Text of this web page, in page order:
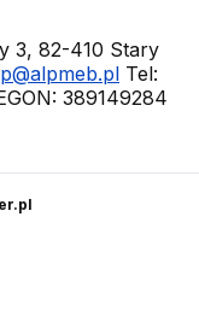
3, 82-410 Stary
Tel:
389149284